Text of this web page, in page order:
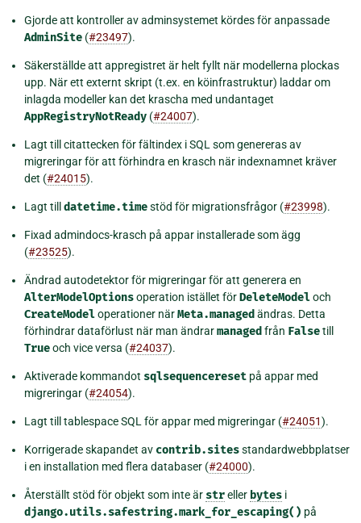
Gjorde att kontroller av adminsystemet kördes för anpassade
AdminSite (#23497).
Säkerställde att appregistret är helt fyllt när modellerna plockas
upp. När ett externt skript (t.ex. en köinfrastruktur) laddar om
inlagda modeller kan det krascha med undantaget
AppRegistryNotReady (#24007).
Lagt till citattecken för fältindex i SQL som genereras av
migreringar för att förhindra en krasch när indexnamnet kräver
det (#24015).
Lagt till datetime.timestöd för migrationsfrågor (#23998).
Fixad admindocs-krasch på appar installerade som ägg
(#23525).
Ändrad autodetektor för migreringar för att generera en
AlterModelOptionsoperation istället förDeleteModeloch
CreateModeloperationer närMeta.managed ändras. Detta
förhindrar dataförlust när man ändrarmanaged från Falsetill
Trueoch vice versa (#24037).
Aktiverade kommandot sqlsequencereset på appar med
migreringar (#24054).
Lagt till tablespace SQL för appar med migreringar (#24051).
Korrigerade skapandet av contrib.sitesstandardwebbplatser
i en installation med flera databaser (#24000).
Återställt stöd för objekt som inte är streller bytes i
django.utils.safestring.mark_for_escaping() på